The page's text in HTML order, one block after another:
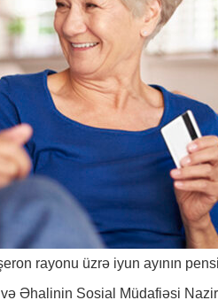
rayonu üzrə iyun ayının
Əhalinin Sosial Müdafiəsi